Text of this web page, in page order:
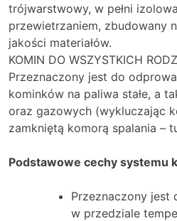
trójwarstwowy, w pełni
przewietrzaniem, zbudowany
jakości materiałów.
KOMIN DO WSZYSTKICH
Przeznaczony jest do
kominków na paliwa stałe, a
oraz gazowych (wykluczając
zamkniętą komorą spalania –
Podstawowe cechy systemu
Przeznaczony jest
w przedziale